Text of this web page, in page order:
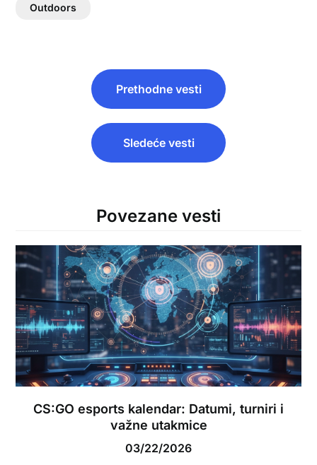
Outdoors
navigation
Prethodne vesti
Sledeće vesti
Povezane vesti
CS:GO esports kalendar: Datumi, turniri i
važne utakmice
03/22/2026